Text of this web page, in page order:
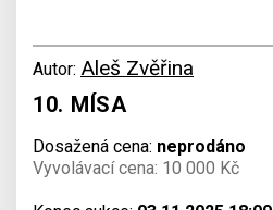
Autor: Aleš Zvěřina
10. MÍSA
Dosažená cena: neprodáno
Vyvolávací cena: 10 000 Kč